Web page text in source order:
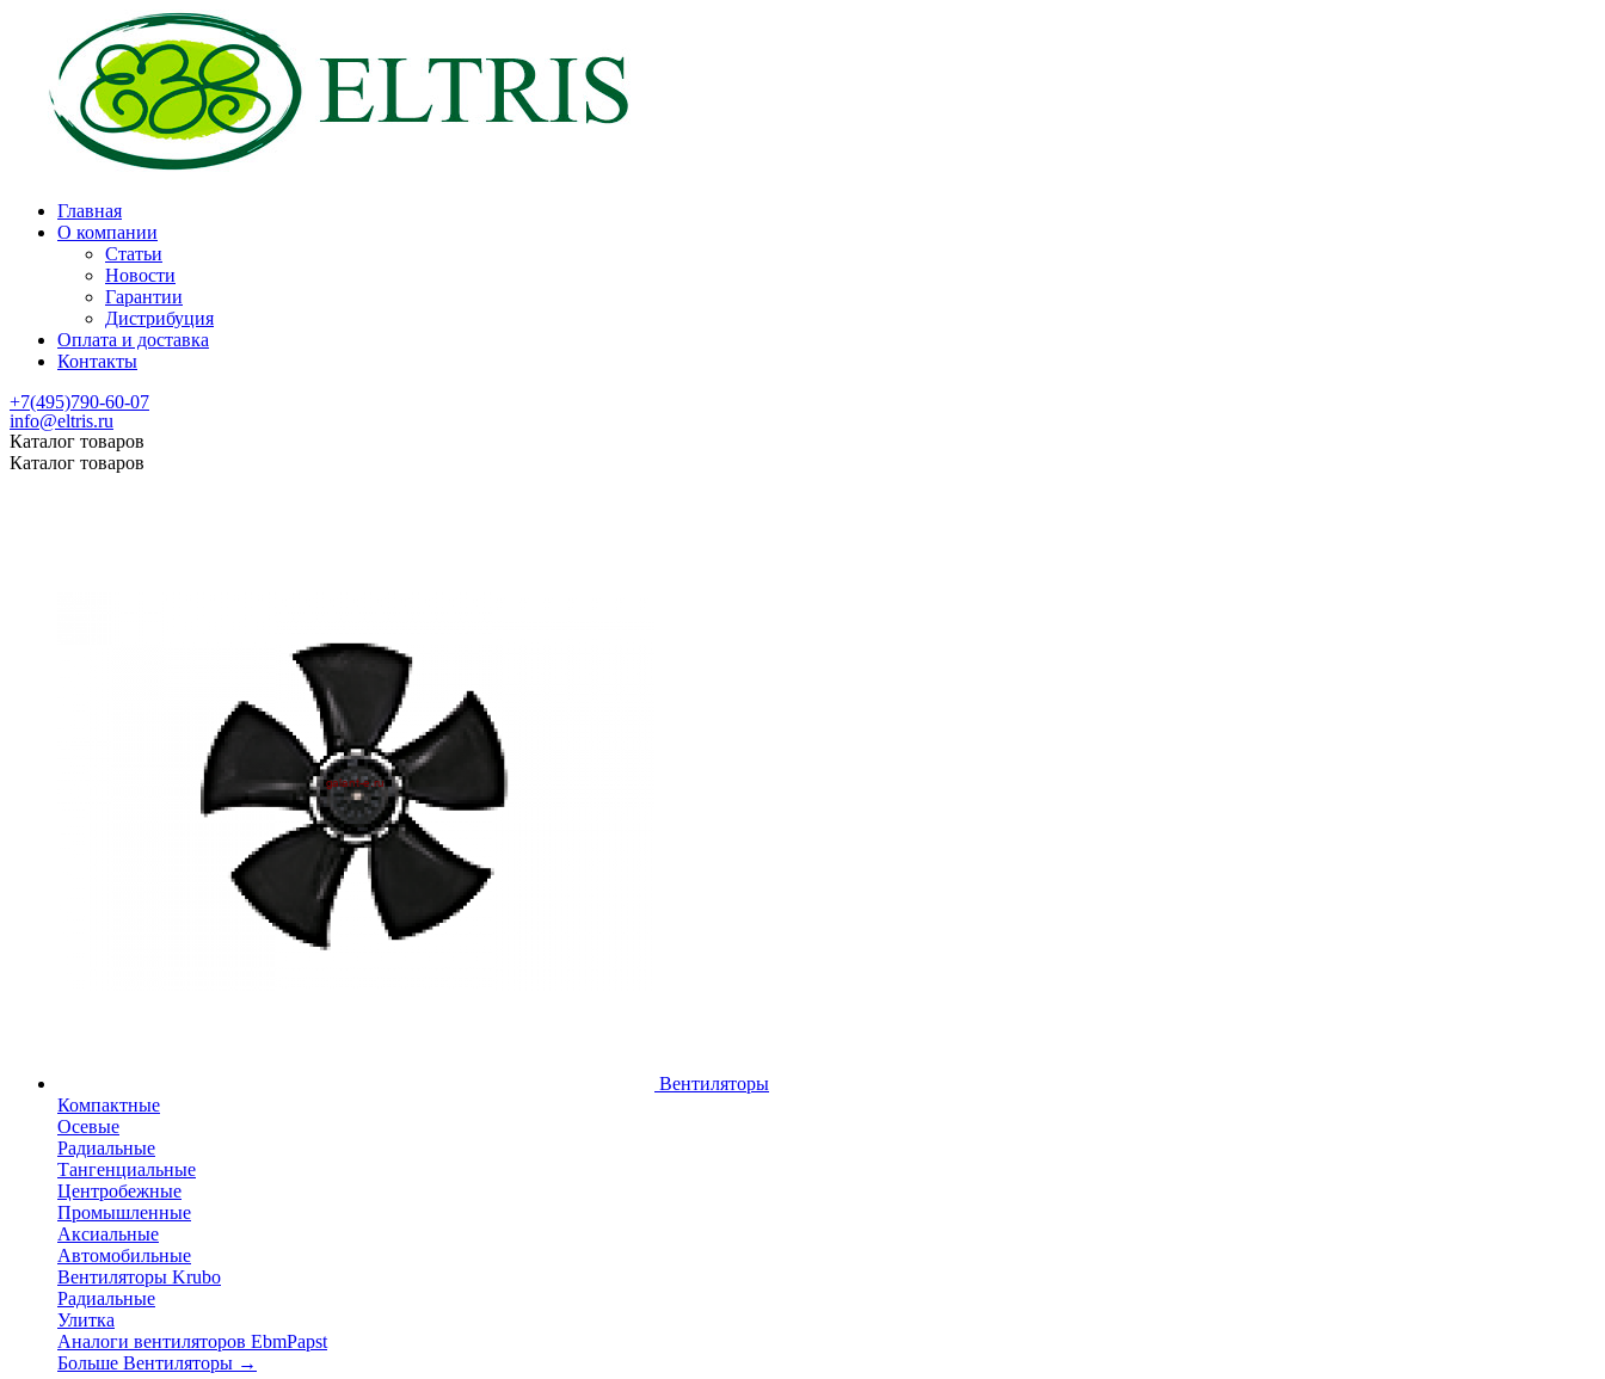
Главная
О компании
Статьи
Новости
Гарантии
Дистрибуция
Оплата и доставка
Контакты
+7(495)790-60-07
info@eltris.ru
Каталог товаров
Каталог товаров
Вентиляторы
Компактные
Осевые
Радиальные
Тангенциальные
Центробежные
Промышленные
Аксиальные
Автомобильные
Вентиляторы Krubo
Радиальные
Улитка
Аналоги вентиляторов EbmPapst
Больше Вентиляторы →